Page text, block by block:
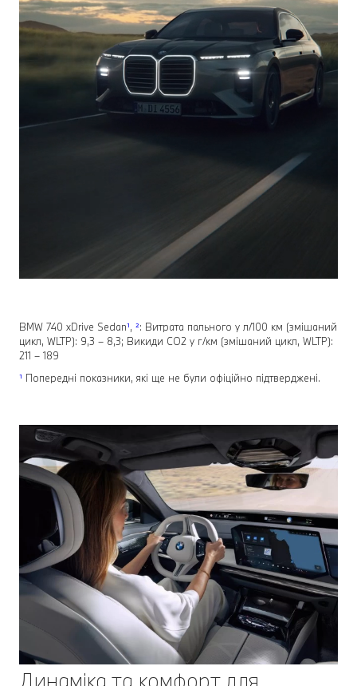
BMW 740 xDrive Sedan¹, ²: Витрата пального у л/100 км (змішаний
цикл, WLTP): 9,3 – 8,3; Викиди СО2 у г/км (змішаний цикл, WLTP):
211 – 189
¹ Попередні показники, які ще не були офіційно підтверджені.